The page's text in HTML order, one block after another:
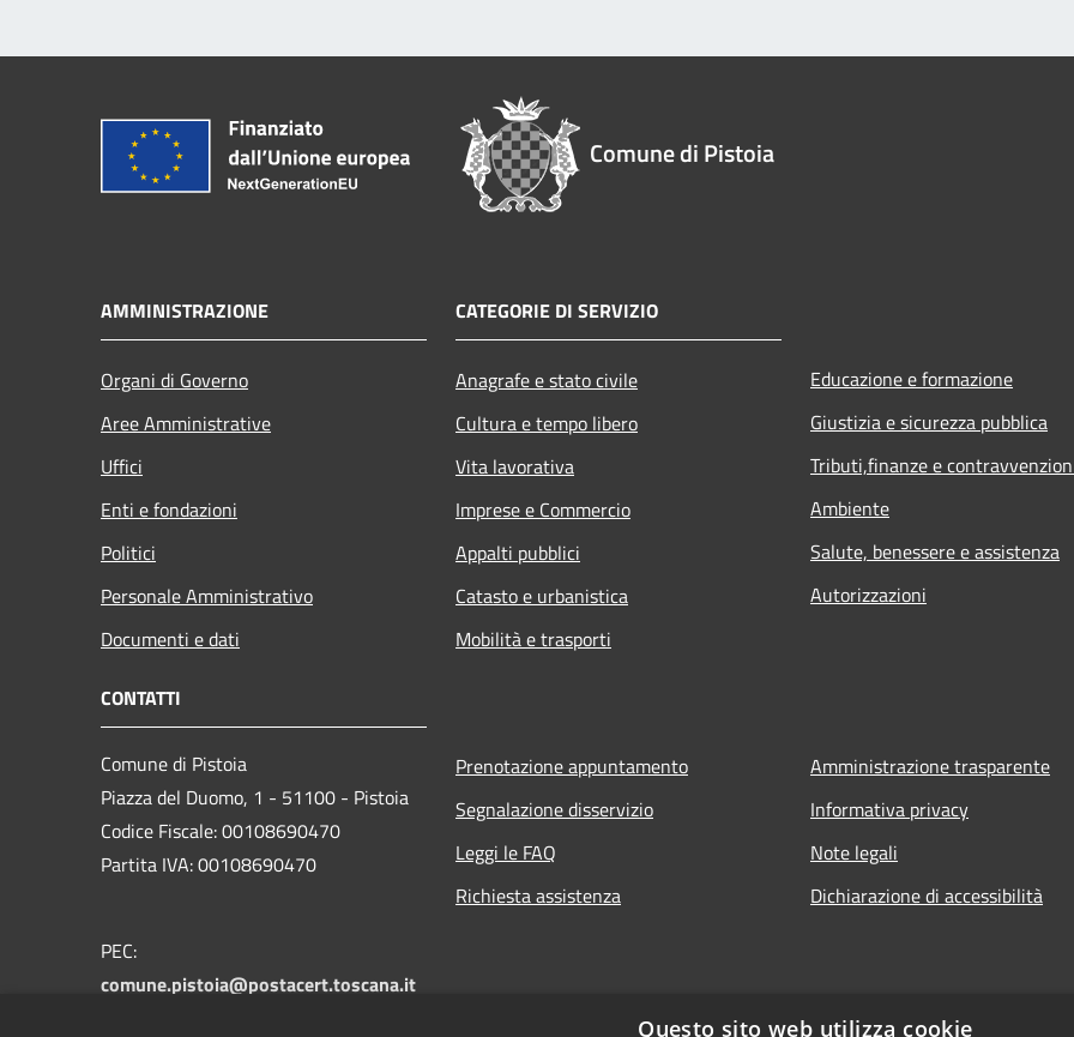
Comune di Pistoia
AMMINISTRAZIONE
Organi di Governo
Aree Amministrative
Uffici
Enti e fondazioni
Politici
Personale Amministrativo
Documenti e dati
CATEGORIE DI SERVIZIO
Anagrafe e stato civile
Cultura e tempo libero
Vita lavorativa
Imprese e Commercio
Appalti pubblici
Catasto e urbanistica
Mobilità e trasporti
Educazione e formazione
Giustizia e sicurezza pubblica
Tributi,finanze e
Ambiente
Salute, benessere e assistenza
Autorizzazioni
CONTATTI
Comune di Pistoia
Piazza del Duomo, 1 - 51100 - Pistoia
Codice Fiscale: 00108690470
Partita IVA: 00108690470
PEC:
comune.pistoia@postacert.toscana.it
Prenotazione appuntamento
Segnalazione disservizio
Leggi le FAQ
Richiesta assistenza
Amministrazione trasparente
Informativa privacy
Note legali
Dichiarazione di accessibilità
Questo sito web utilizza cookie